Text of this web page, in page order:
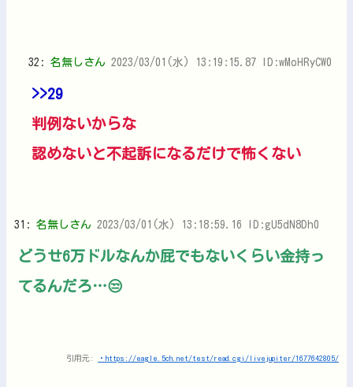
32: 名無しさん 2023/03/01(水) 13:19:15.87 ID:wMoHRyCW0
>>29
判例ないからな
認めないと不起訴になるだけで怖くない
31: 名無しさん 2023/03/01(水) 13:18:59.16 ID:gU5dN8Dh0
どうせ6万ドルなんか屁でもないくらい金持っ
てるんだろ…😒
引用元: ・https://eagle.5ch.net/test/read.cgi/livejupiter/1677642805/